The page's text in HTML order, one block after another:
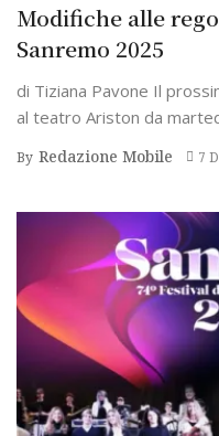
Modifiche alle
Sanremo 2025
di Tiziana Pavone Il
al teatro Ariston da
By Redazione Mobile 7